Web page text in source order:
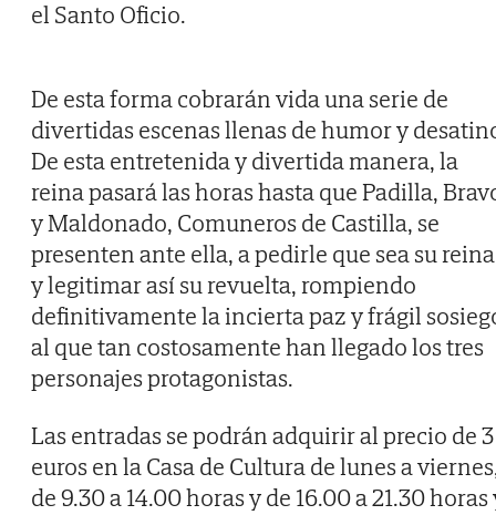
el Santo Oficio.
De esta forma cobrarán vida una serie de
divertidas escenas llenas de humor y
De esta entretenida y divertida manera, la
reina pasará las horas hasta que Padilla,
y Maldonado, Comuneros de Castilla, se
presenten ante ella, a pedirle que sea su reina
y legitimar así su revuelta, rompiendo
definitivamente la incierta paz y frágil
al que tan costosamente han llegado los tres
personajes protagonistas.
Las entradas se podrán adquirir al precio de 3
euros en la Casa de Cultura de lunes a
de 9.30 a 14.00 horas y de 16.00 a 21.30 horas